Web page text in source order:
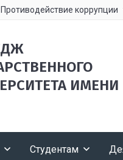
Противодействие коррупции
ИМЕНИ
Студентам